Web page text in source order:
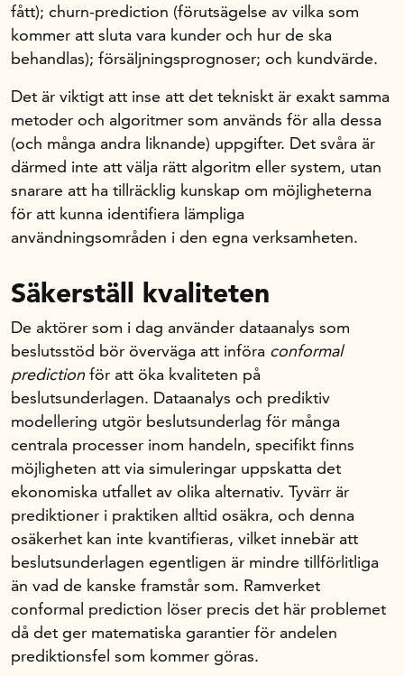
fått); churn-prediction (förutsägelse av vilka som
kommer att sluta vara kunder och hur de ska
behandlas); försäljningsprognoser; och kundvärde.
Det är viktigt att inse att det tekniskt är exakt samma
metoder och algoritmer som används för alla dessa
(och många andra liknande) uppgifter. Det svåra är
därmed inte att välja rätt algoritm eller system, utan
snarare att ha tillräcklig kunskap om möjligheterna
för att kunna identifiera lämpliga
användningsområden i den egna verksamheten.
Säkerställ kvaliteten
De aktörer som i dag använder dataanalys som
beslutsstöd bör överväga att införa conformal
prediction för att öka kvaliteten på
beslutsunderlagen. Dataanalys och prediktiv
modellering utgör beslutsunderlag för många
centrala processer inom handeln, specifikt finns
möjligheten att via simuleringar uppskatta det
ekonomiska utfallet av olika alternativ. Tyvärr är
prediktioner i praktiken alltid osäkra, och denna
osäkerhet kan inte kvantifieras, vilket innebär att
beslutsunderlagen egentligen är mindre tillförlitliga
än vad de kanske framstår som. Ramverket
conformal prediction löser precis det här problemet
då det ger matematiska garantier för andelen
prediktionsfel som kommer göras.